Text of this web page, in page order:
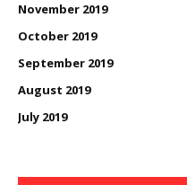
November 2019
October 2019
September 2019
August 2019
July 2019